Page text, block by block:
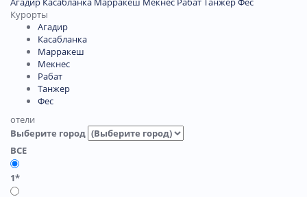
Курорты
Агадир
Касабланка
Марракеш
Мекнес
Рабат
Танжер
Феc
отели
Выберите город
ВСЕ
1*